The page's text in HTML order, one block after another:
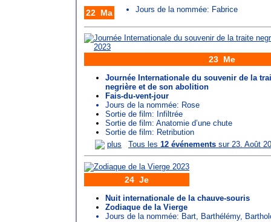
22 Ma Jours de la nommée: Fabrice
23 Me
Journée Internationale du souvenir de la
negrière et de son abolition
Fais-du-vent-jour
Jours de la nommée: Rose
Sortie de film: Infiltrée
Sortie de film: Anatomie d’une chute
Sortie de film: Retribution
plus
Tous les 12 événements sur 23. Août
24 Je
Nuit internationale de la chauve-souris
Zodiaque de la Vierge
Jours de la nommée: Bart, Barthélémy,